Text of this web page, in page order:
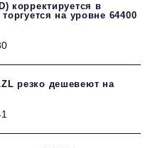
корректируется в
на уровне 64400
резко дешевеют на